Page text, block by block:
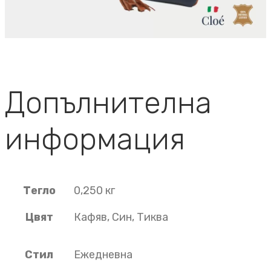
Допълнителна
информация
Тегло
0,250 кг
Цвят
Кафяв, Син, Тиква
Стил Ежедневна